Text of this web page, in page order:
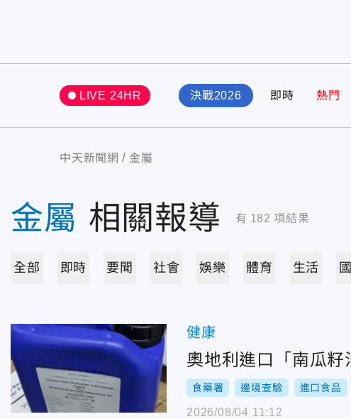
LIVE 24HR 決戰2026 即時 熱門
中天新聞網 金屬
金屬 相關報導 有 182 項結果
全部 即時 要聞 社會 娛樂 體育 生活
健康
奧地利進口「南瓜
食藥署 邊境查驗 進口食品
2026/08/04 11:12